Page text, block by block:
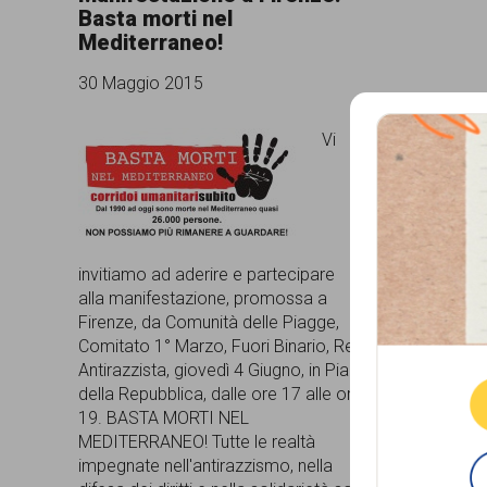
comunicazione
specificamente
al
fenomeno
del
curato
da
Lunaria
in
collaborazione
con
Basta morti nel
Mediterraneo!
30 Maggio 2015
Vi
invitiamo ad aderire e partecipare
alla manifestazione, promossa a
Firenze, da Comunità delle Piagge,
Comitato 1° Marzo, Fuori Binario, Rete
Antirazzista, giovedì 4 Giugno, in Piazza
della Repubblica, dalle ore 17 alle ore
19. BASTA MORTI NEL
MEDITERRANEO! Tutte le realtà
impegnate nell'antirazzismo, nella